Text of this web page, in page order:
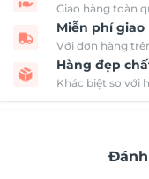
Giao hàng toàn
Miễn phí giao
Với đơn hàng
Hàng đẹp
Khác biệt so với